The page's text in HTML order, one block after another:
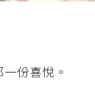
份喜悅。